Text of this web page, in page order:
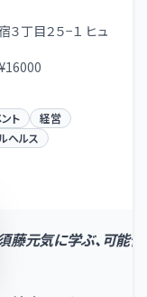
丁目２５−１ ヒュ
ト
経営
ヘルス
藤元気に学ぶ、可能